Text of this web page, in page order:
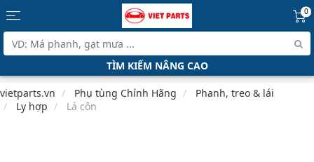
0
TÌM KIẾM NÂNG CAO
vietparts.vn Phụ tùng Chính Hãng
Phanh, treo & lái
Ly hợp
Lá côn